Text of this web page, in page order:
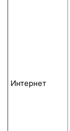
Интернет